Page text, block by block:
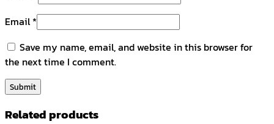
Email*
Save my name, email, and website in this browser for
the next time I comment.
Related products